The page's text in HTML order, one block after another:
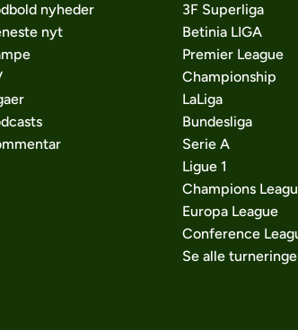
nyheder
nyt
3F Superliga
Betinia LIGA
Premier League
Championship
LaLiga
Bundesliga
Serie A
Ligue 1
Champions
Europa League
Conference
Se alle